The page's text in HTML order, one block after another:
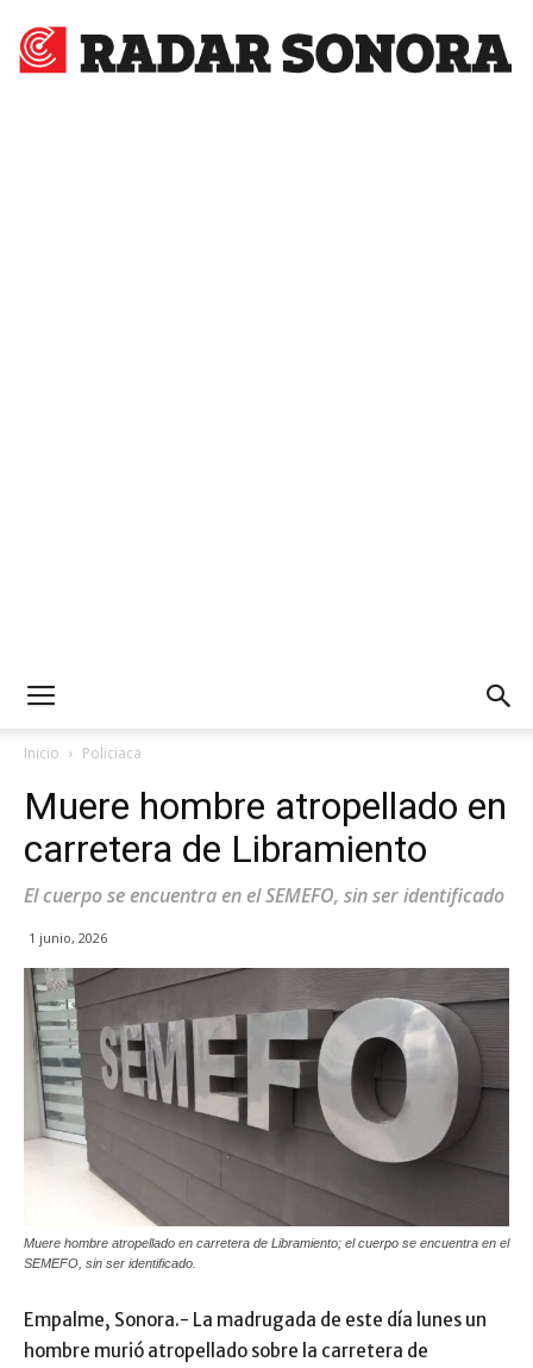
Inicio Policiaca
Muere hombre atropellado en
carretera de Libramiento
El cuerpo se encuentra en el SEMEFO, sin ser identificado
1 junio, 2026
Muere hombre atropellado en carretera de Libramiento; el cuerpo se encuentra en el
SEMEFO, sin ser identificado.
Empalme, Sonora.- La madrugada de este día lunes un
hombre murió atropellado sobre la carretera de